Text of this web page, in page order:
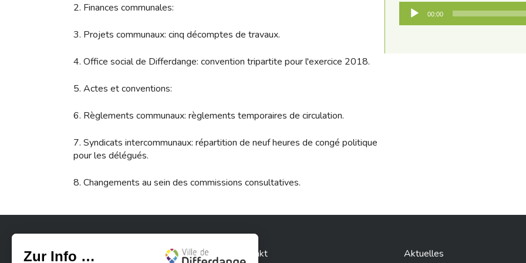
2. Finances communales:
3. Projets communaux: cinq décomptes de travaux.
4. Office social de Differdange: convention tripartite pour l'exercice 2018.
5. Actes et conventions:
6. Règlements communaux: règlements temporaires de circulation.
7. Syndicats intercommunaux: répartition de neuf heures de congé politique
pour les délégués.
8. Changements au sein des commissions consultatives.
Audio-
Player
00:00
Kontakt
Aktuelles